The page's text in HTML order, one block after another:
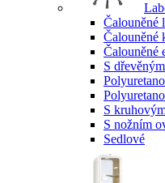
Čalouněné
Čalouněné
Čalouněné
S
S
S nožním
Sedlové